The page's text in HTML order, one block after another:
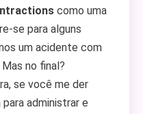
como uma
se para alguns
um acidente com
no final?
se você me der
administrar e